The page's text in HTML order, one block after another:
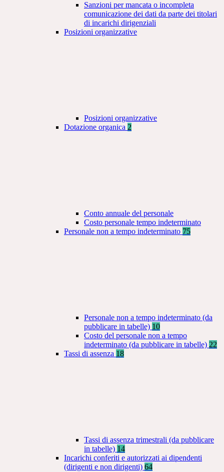
Sanzioni per mancata o incompleta
comunicazione dei dati da parte dei titolari
di incarichi dirigenziali
Posizioni organizzative
Posizioni organizzative
Dotazione organica 2
Conto annuale del personale
Costo personale tempo indeterminato
Personale non a tempo indeterminato 75
Personale non a tempo indeterminato (da
pubblicare in tabelle) 10
Costo del personale non a tempo
indeterminato (da pubblicare in tabelle) 22
Tassi di assenza 18
Tassi di assenza trimestrali (da pubblicare
in tabelle) 14
Incarichi conferiti e autorizzati ai dipendenti
(dirigenti e non dirigenti) 64